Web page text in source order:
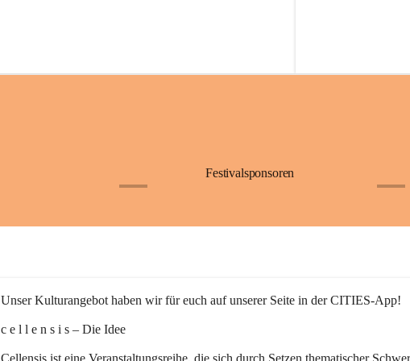
Festivalsponsoren
Unser Kulturangebot haben wir für euch auf unserer Seite in der CITIES-App!
c e l l e n s i s – Die Idee
Cellensis ist eine Veranstaltungsreihe, die sich durch Setzen thematischer